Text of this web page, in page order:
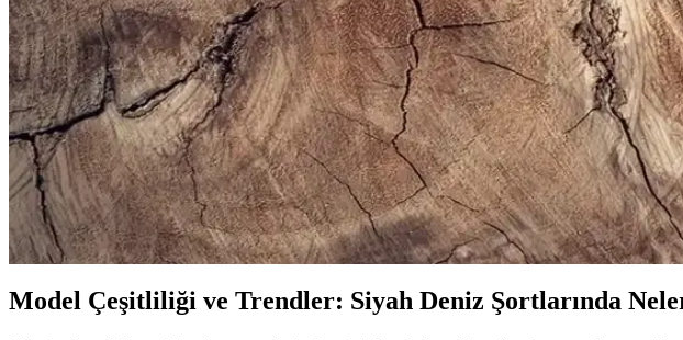
Bej Erkek Spor Ayakkabıları: Şıklık ve Konforun Bir Arada Sunulduğu
Bej erkek spor ayakkabıları, şıklık ve rahatlığı bir arada sunar. Çok yönlü kullanımı ve trend
Erkekler İçin Uygun Spor Çantası Seçimi ve Trendler Hakkında
Erkek spor çantası seçerken kapasite, malzeme, konfor ve tasarım gibi önemli faktörlere dikkat
Erkek Siyah Spor Gömlekleri ile Şıklık ve Rahatlığı Bir Arada Yakalayın
Modern erkekler için tasarlanan siyah spor gömlekler, rahatlık ve şıklığı bir arada sunar. Çok
Model Çeşitliliği ve Trendler: Siyah Deniz Şortlarında